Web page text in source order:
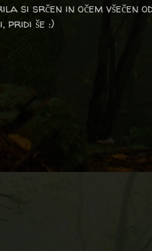
si srčen in očem všečen
pridi še :)